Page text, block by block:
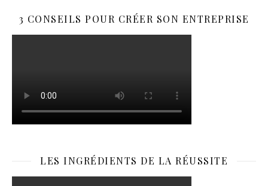
3 CONSEILS POUR CRÉER SON ENTREPRISE
LES INGRÉDIENTS DE LA RÉUSSITE